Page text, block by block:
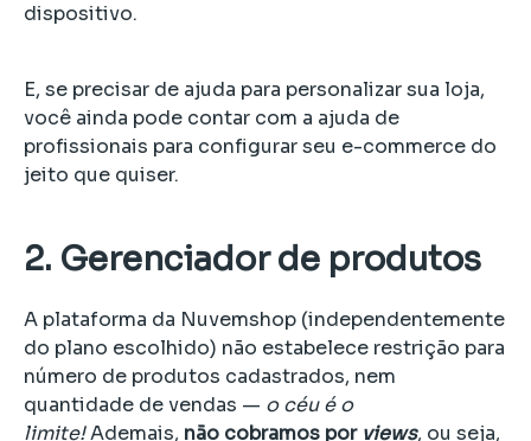
dispositivo.
E, se precisar de ajuda para personalizar sua loja,
você ainda pode contar com a ajuda de
profissionais para configurar seu e-commerce do
jeito que quiser.
2. Gerenciador de produtos
A plataforma da Nuvemshop (independentemente
do plano escolhido) não estabelece restrição para
número de produtos cadastrados, nem
quantidade de vendas — o céu é o
limite!Ademais, não cobramos por views, ou seja,